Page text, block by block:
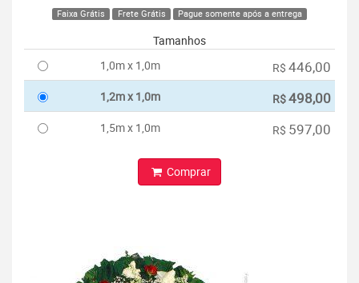
Faixa Grátis Frete Grátis Pague somente após a entrega
Tamanhos
1,0m x 1,0m
R$ 446,00
1,2m x 1,0m R$498,00
1,5m x 1,0m R$ 597,00
Comprar